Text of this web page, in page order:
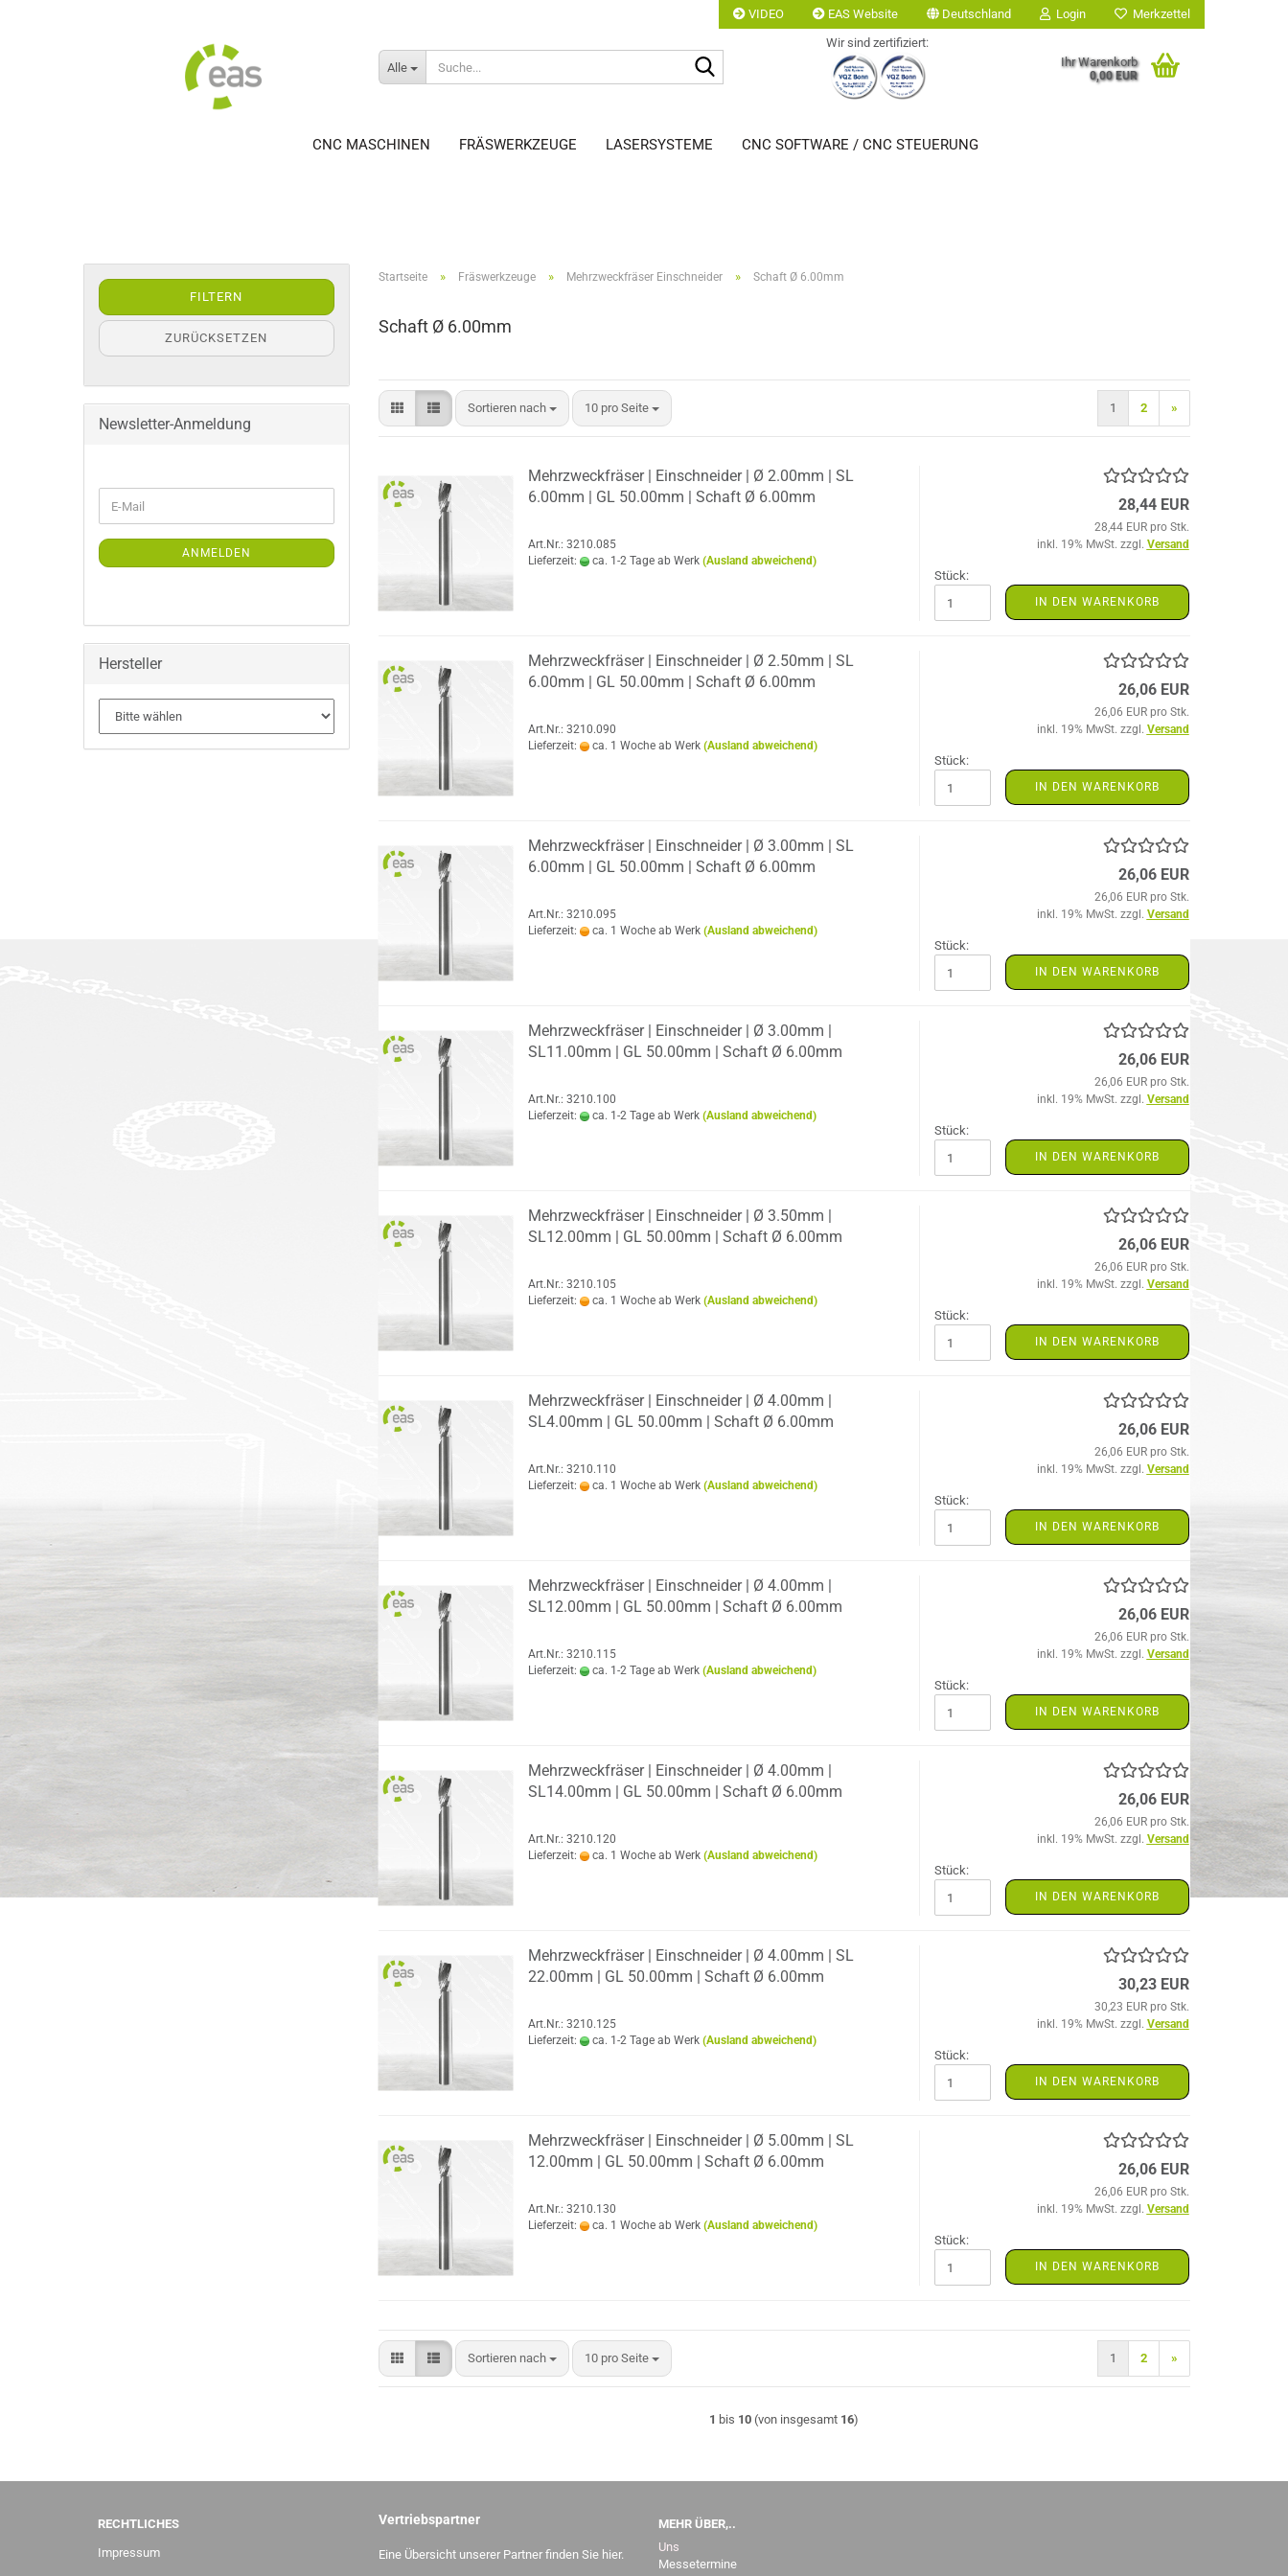
VIDEO EAS Website Deutschland Login Merkzettel
Alle
Wir sind zertifiziert:
Ihr Warenkorb
0,00 EUR
CNC MASCHINEN FRÄSWERKZEUGE LASERSYSTEME CNC SOFTWARE / CNC STEUERUNG
Startseite » Fräswerkzeuge » Mehrzweckfräser Einschneider » Schaft Ø 6.00mm
Schaft Ø 6.00mm
Sortieren nach
Sortieren nach 10 pro Seite
pro Seite 1 2 »
Mehr­zweck­frä­ser | Ein­schnei­der | Ø 2.00mm | SL
6.00mm | GL 50.00mm | Schaft Ø 6.00mm
Art.Nr.: 3210.085
Lieferzeit:
ca. 1-2 Tage ab Werk (Ausland abweichend)
28,44 EUR
28,44 EUR pro Stk.
inkl. 19% MwSt. zzgl. Versand
Stück:
IN DEN WARENKORB
Mehr­zweck­frä­ser | Ein­schnei­der | Ø 2.50mm | SL
6.00mm | GL 50.00mm | Schaft Ø 6.00mm
Art.Nr.: 3210.090
Lieferzeit:
ca. 1 Woche ab Werk (Ausland abweichend)
26,06 EUR
26,06 EUR pro Stk.
inkl. 19% MwSt. zzgl. Versand
Stück:
IN DEN WARENKORB
Mehr­zweck­frä­ser | Ein­schnei­der | Ø 3.00mm | SL
6.00mm | GL 50.00mm | Schaft Ø 6.00mm
Art.Nr.: 3210.095
Lieferzeit:
ca. 1 Woche ab Werk (Ausland abweichend)
26,06 EUR
26,06 EUR pro Stk.
inkl. 19% MwSt. zzgl. Versand
Stück:
IN DEN WARENKORB
Mehr­zweck­frä­ser | Ein­schnei­der | Ø 3.00mm |
SL11.00mm | GL 50.00mm | Schaft Ø 6.00mm
Art.Nr.: 3210.100
Lieferzeit:
ca. 1-2 Tage ab Werk (Ausland abweichend)
26,06 EUR
26,06 EUR pro Stk.
inkl. 19% MwSt. zzgl. Versand
Stück:
IN DEN WARENKORB
Mehr­zweck­frä­ser | Ein­schnei­der | Ø 3.50mm |
SL12.00mm | GL 50.00mm | Schaft Ø 6.00mm
Art.Nr.: 3210.105
Lieferzeit:
ca. 1 Woche ab Werk (Ausland abweichend)
26,06 EUR
26,06 EUR pro Stk.
inkl. 19% MwSt. zzgl. Versand
Stück:
IN DEN WARENKORB
Mehr­zweck­frä­ser | Ein­schnei­der | Ø 4.00mm |
SL4.00mm | GL 50.00mm | Schaft Ø 6.00mm
Art.Nr.: 3210.110
Lieferzeit:
ca. 1 Woche ab Werk (Ausland abweichend)
26,06 EUR
26,06 EUR pro Stk.
inkl. 19% MwSt. zzgl. Versand
Stück:
IN DEN WARENKORB
Mehr­zweck­frä­ser | Ein­schnei­der | Ø 4.00mm |
SL12.00mm | GL 50.00mm | Schaft Ø 6.00mm
Art.Nr.: 3210.115
Lieferzeit:
ca. 1-2 Tage ab Werk (Ausland abweichend)
26,06 EUR
26,06 EUR pro Stk.
inkl. 19% MwSt. zzgl. Versand
Stück:
IN DEN WARENKORB
Mehr­zweck­frä­ser | Ein­schnei­der | Ø 4.00mm |
SL14.00mm | GL 50.00mm | Schaft Ø 6.00mm
Art.Nr.: 3210.120
Lieferzeit:
ca. 1 Woche ab Werk (Ausland abweichend)
26,06 EUR
26,06 EUR pro Stk.
inkl. 19% MwSt. zzgl. Versand
Stück:
IN DEN WARENKORB
Mehr­zweck­frä­ser | Ein­schnei­der | Ø 4.00mm | SL
22.00mm | GL 50.00mm | Schaft Ø 6.00mm
Art.Nr.: 3210.125
Lieferzeit:
ca. 1-2 Tage ab Werk (Ausland abweichend)
30,23 EUR
30,23 EUR pro Stk.
inkl. 19% MwSt. zzgl. Versand
Stück:
IN DEN WARENKORB
Mehr­zweck­frä­ser | Ein­schnei­der | Ø 5.00mm | SL
12.00mm | GL 50.00mm | Schaft Ø 6.00mm
Art.Nr.: 3210.130
Lieferzeit:
ca. 1 Woche ab Werk (Ausland abweichend)
26,06 EUR
26,06 EUR pro Stk.
inkl. 19% MwSt. zzgl. Versand
Stück:
IN DEN WARENKORB
Sortieren nach
Sortieren nach 10 pro Seite
pro Seite 1 2 »
1 bis 10 (von insgesamt 16)
FILTERN
ZURÜCKSETZEN
Newsletter-Anmeldung
ZUR
ANMELDUNG
E-
Mail
ANMELDEN
Hersteller
RECHTLICHES
Impressum
Vertriebspartner
Eine Übersicht unserer Partner finden Sie hier.
MEHR ÜBER,..
Uns
Messetermine